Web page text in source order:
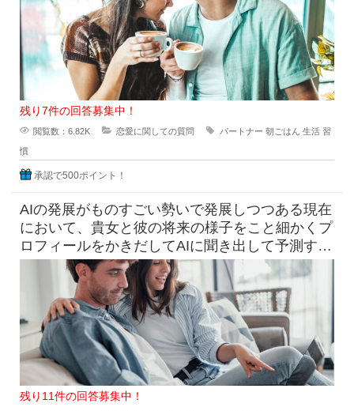
残り7件の回答募集中！
閲覧数：6.82K 恋愛に関しての質問 パートナー 朝ごはん 生活 習
慣
承認で500ポイント！
AIの発展がものすごい勢いで発展しつつある現在
において、貴女と彼の将来の様子をこと細かくプ
ロフィールをかきだしてAIに聞き出して予測すら
できる時代になっています
残り11件の回答募集中！